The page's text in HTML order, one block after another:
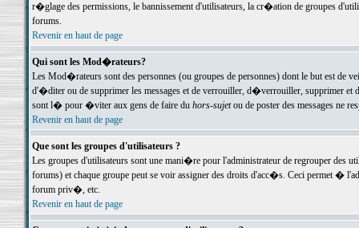
r�glage des permissions, le bannissement d'utilisateurs, la cr�ation de groupes
forums.
Revenir en haut de page
Qui sont les Mod�rateurs?
Les Mod�rateurs sont des personnes (ou groupes de personnes) dont le but est de
d'�diter ou de supprimer les messages et de verrouiller, d�verrouiller, supprimer
sont l� pour �viter aux gens de faire du hors-sujetou de poster des messages ne
Revenir en haut de page
Que sont les groupes d'utilisateurs ?
Les groupes d'utilisateurs sont une mani�re pour l'administrateur de regrouper des
forums) et chaque groupe peut se voir assigner des droits d'acc�s. Ceci permet
forum priv�, etc.
Revenir en haut de page